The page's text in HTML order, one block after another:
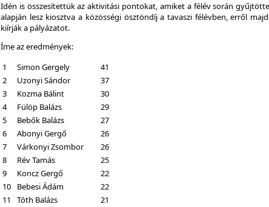
Idén is összesítettük az aktivitási pontokat, amiket a félév során
alapján lesz kiosztva a közösségi ösztöndíj a tavaszi félévben, erről
kiírják a pályázatot.
Íme az eredmények:
1
Simon Gergely
41
2
Uzonyi Sándor
37
3
Kozma Bálint
30
4
Fülöp Balázs
29
5
Bebők Balázs
27
6
Abonyi Gergő
26
7
Várkonyi Zsombor
26
8
Rév Tamás
25
9
Koncz Gergő
22
10
Bebesi Ádám
22
11
Tóth Balázs
21